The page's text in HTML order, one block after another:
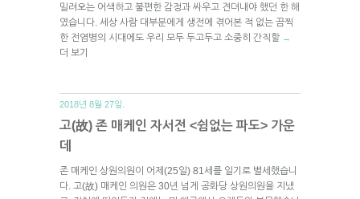
밀려오는 어색하고 불편한 감정과 싸우고 견뎌내야 했던 한 해
였습니다. 세상 사람 대부분에게 생전에 겪어본 적 없는 끔찍
한 전염병의 시대에도 우리 모두 두고두고 소중히 간직할 →
더 보기
2018년 8월 27일.
고(故) 존 매케인 자서전 <쉼없는 파도> 가운
데
존 매케인 상원의원이 어제(25일) 81세를 일기로 별세했습니
다. 고(故) 매케인 의원은 30년 넘게 공화당 상원의원을 지냈